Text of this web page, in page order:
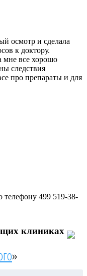
осмотр и сделала
к доктору.
все хорошо
следствия
про препараты и для
телефону 499 519-38-
клиниках
»